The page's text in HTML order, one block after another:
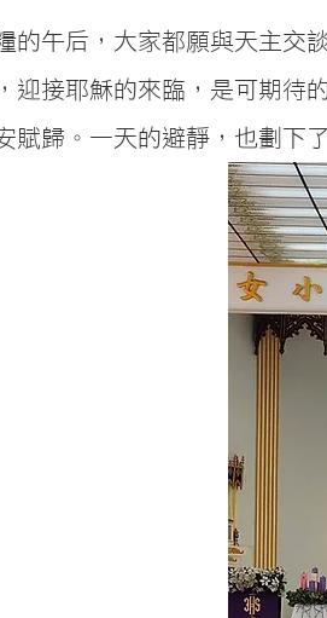
的午后，大家都願與天主交
迎接耶穌的來臨，是可期待
賦歸。一天的避靜，也劃下